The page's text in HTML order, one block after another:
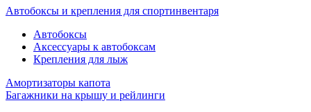
Автобоксы и крепления для спортинвентаря
Автобоксы
Аксессуары к автобоксам
Крепления для лыж
Амортизаторы капота
Багажники на крышу и рейлинги